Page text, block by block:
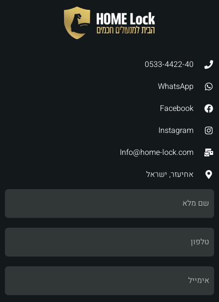
0533-4422-40
WhatsApp
Facebook
Instagram
Info@home-lock.com
אחיעזר, ישראל